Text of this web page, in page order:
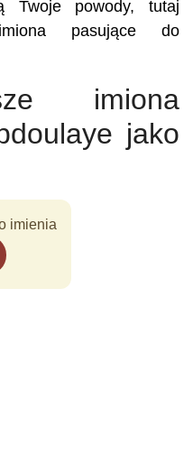
powody, tutaj
pasujące do
imiona
jako
imienia